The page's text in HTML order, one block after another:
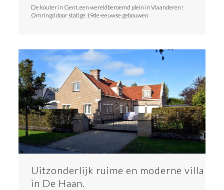
De kouter in Gent, een wereldberoemd plein in Vlaanderen !
Omringd door statige 19de-eeuwse gebouwen
Uitzonderlijk ruime en moderne villa
in De Haan.